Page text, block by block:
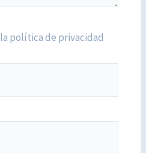
la política de privacidad